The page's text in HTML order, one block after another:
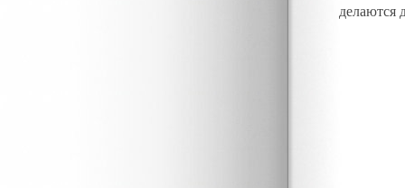
делаются